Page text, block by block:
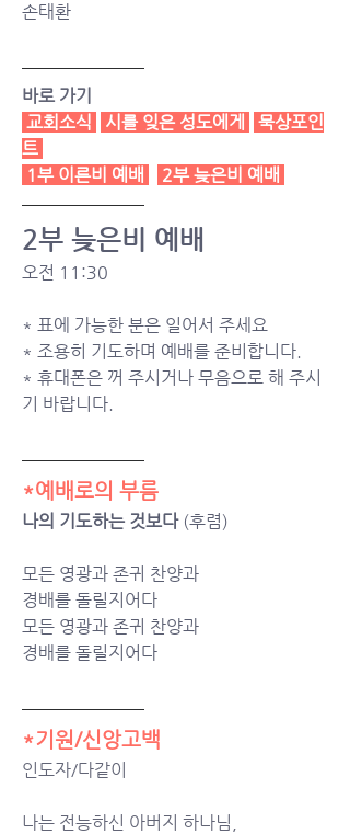
손태환
바로 가기
교회소식
시를 잊은 성도에게
묵상포인
트
1부 이른비 예배
2부 늦은비 예배
2부 늦은비 예배
오전 11:30
* 표에 가능한 분은 일어서 주세요
* 조용히 기도하며 예배를 준비합니다.
* 휴대폰은 꺼 주시거나 무음으로 해 주시
기 바랍니다.
*예배로의 부름
나의 기도하는 것보다 (후렴)
모든 영광과 존귀 찬양과
경배를 돌릴지어다
모든 영광과 존귀 찬양과
경배를 돌릴지어다
*기원/신앙고백
인도자/다같이
나는 전능하신 아버지 하나님,